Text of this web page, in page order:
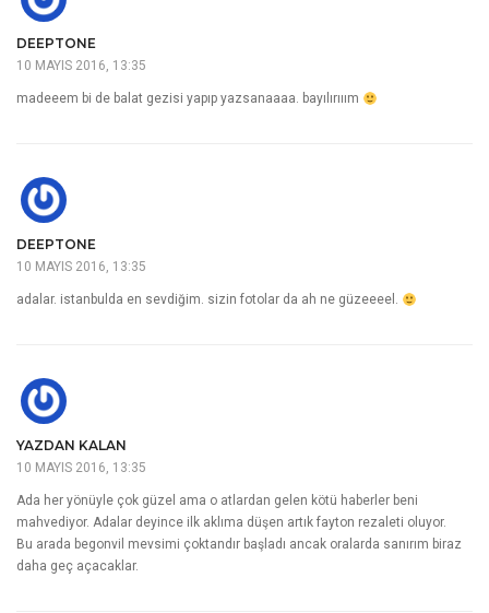
DEEPTONE
10 MAYIS 2016, 13:35
madeeem bi de balat gezisi yapıp yazsanaaaa. bayılırııım
DEEPTONE
10 MAYIS 2016, 13:35
adalar. istanbulda en sevdiğim. sizin fotolar da ah ne güzeeeel.
YAZDAN KALAN
10 MAYIS 2016, 13:35
Ada her yönüyle çok güzel ama o atlardan gelen kötü haberler beni
mahvediyor. Adalar deyince ilk aklıma düşen artık fayton rezaleti oluyor.
Bu arada begonvil mevsimi çoktandır başladı ancak oralarda sanırım biraz
daha geç açacaklar.